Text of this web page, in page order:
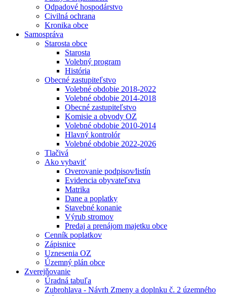
Odpadové hospodárstvo
Civilná ochrana
Kronika obce
Samospráva
Starosta obce
Starosta
Volebný program
História
Obecné zastupiteľstvo
Volebné obdobie 2018-2022
Volebné obdobie 2014-2018
Obecné zastupiteľstvo
Komisie a obvody OZ
Volebné obdobie 2010-2014
Hlavný kontrolór
Volebné obdobie 2022-2026
Tlačivá
Ako vybaviť
Overovanie podpisov⁄listín
Evidencia obyvateľstva
Matrika
Dane a poplatky
Stavebné konanie
Výrub stromov
Predaj a prenájom majetku obce
Cenník poplatkov
Zápisnice
Uznesenia OZ
Územný plán obce
Zverejňovanie
Úradná tabuľa
Zubrohlava - Návrh Zmeny a doplnku č. 2 územného